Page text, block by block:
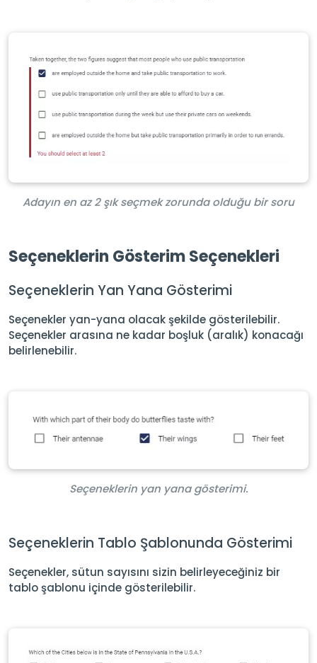
Adayın en az 2 şık seçmek zorunda olduğu bir soru
Seçeneklerin Gösterim Seçenekleri
Seçeneklerin Yan Yana Gösterimi
Seçenekler yan-yana olacak şekilde gösterilebilir.
Seçenekler arasına ne kadar boşluk (aralık) konacağı
belirlenebilir.
Seçeneklerin yan yana gösterimi.
Seçeneklerin Tablo Şablonunda Gösterimi
Seçenekler, sütun sayısını sizin belirleyeceğiniz bir
tablo şablonu içinde gösterilebilir.